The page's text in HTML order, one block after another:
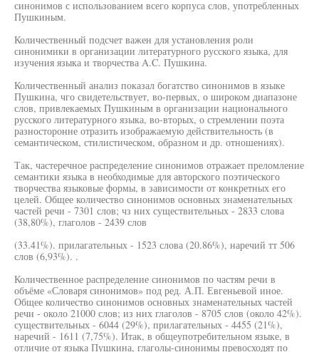
синонимов с использованием всего корпуса слов, употребленных
Пушкиным.
Количественный подсчет важен для установления роли
синонимики в организации литературного русского языка, для
изучения языка и творчества A.C. Пушкина.
Количественный анализ показал богатство синонимов в языке
Пушкина, чго свидетельствует, во-первых, о широком диапазоне
слов, привлекаемых Пушкиным в организации национального
русского литературного языка, во-вторых, о стремлении поэта
разносторонне отразить изображаемую действительность (в
семантическом, стилистическом, образном и др. отношениях).
Так, частеречное распределение синонимов отражает преломление
семантики языка в необходимые для авторского поэтического
творчества языковые формы, в зависимости от конкретных его
целей. Общее количество синонимов основных знаменательных
частей речи - 7301 слов; чз них существительных - 2833 слова
(38,80%), глаголов - 2439 слов
(33.41%). прилагательных - 1523 слова (20.86%), наречий тт 506
слов (6,93%). .
Количественное распределение синонимов по частям речи в
объёме «Словаря синонимов» под ред. А.П. Евгеньевой иное.
Общее количество синонимов основных знаменательных частей
речи - около 21000 слов; из них глаголов - 8705 слов (около 42%).
существительных - 6044 (29%), прилагательных - 4455 (21%),
наречий - 1611 (7,75%). Итак, в общеупотребительном языке, в
отличие от языка Пушкина, глаголы-синонимы превосходят по